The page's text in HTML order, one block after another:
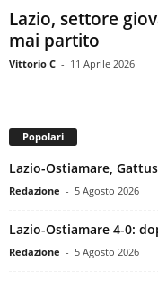
Lazio, settore
mai partito
Vittorio C - 11 Aprile 2026
Popolari
Lazio-Ostiamare,
Redazione - 5 Agosto 2026
Lazio-Ostiamare 4-0:
Redazione - 5 Agosto 2026